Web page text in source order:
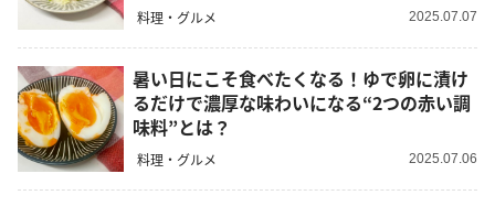
料理・グルメ 2025.07.07
暑い日にこそ食べたくなる！ゆで卵に漬け
るだけで濃厚な味わいになる“2つの赤い調
味料”とは？
料理・グルメ 2025.07.06